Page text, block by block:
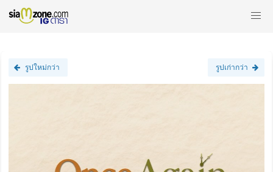
รูปใหม่กว่า รูปเก่ากว่า